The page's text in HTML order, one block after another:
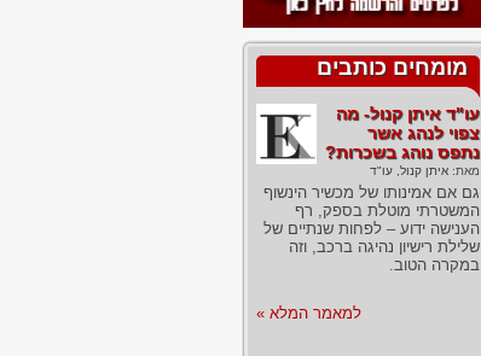
מומחים כותבים
עו"ד איתן קנול- מה
צפוי לנהג אשר
נתפס נוהג בשכרות?
מאת: איתן קנול, עו"ד
גם אם אמינותו של מכשיר הינשוף
המשטרתי מוטלת בספק, רף
הענישה ידוע – לפחות שנתיים של
שלילת רישיון נהיגה ברכב, וזה
במקרה הטוב.
למאמר המלא »